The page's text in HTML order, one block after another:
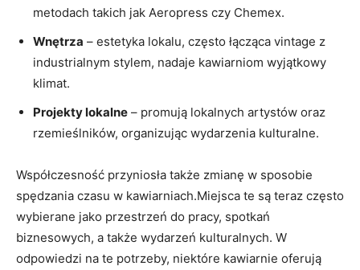
metodach takich jak Aeropress czy Chemex.
Wnętrza – estetyka lokalu, często łącząca vintage z
industrialnym stylem, nadaje kawiarniom wyjątkowy
klimat.
Projekty lokalne – promują lokalnych artystów oraz
rzemieślników, organizując wydarzenia kulturalne.
Współczesność przyniosła także zmianę w sposobie
spędzania czasu w kawiarniach.Miejsca te są teraz często
wybierane jako przestrzeń do pracy, spotkań
biznesowych, a także wydarzeń kulturalnych. W
odpowiedzi na te potrzeby, niektóre kawiarnie oferują